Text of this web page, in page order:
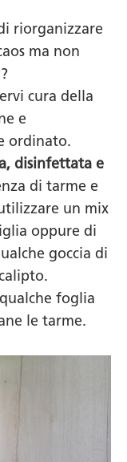
riorganizzare
ma non
cura della
e
ordinato.
disinfettata e
di tarme e
un mix
oppure di
goccia di
foglia
le tarme.